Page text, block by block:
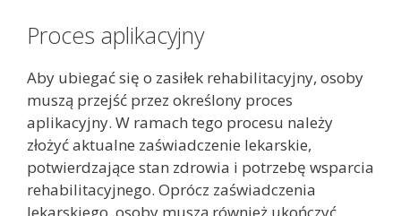
Proces aplikacyjny
Aby ubiegać się o zasiłek rehabilitacyjny, osoby
muszą przejść przez określony proces
aplikacyjny. W ramach tego procesu należy
złożyć aktualne zaświadczenie lekarskie,
potwierdzające stan zdrowia i potrzebę wsparcia
rehabilitacyjnego. Oprócz zaświadczenia